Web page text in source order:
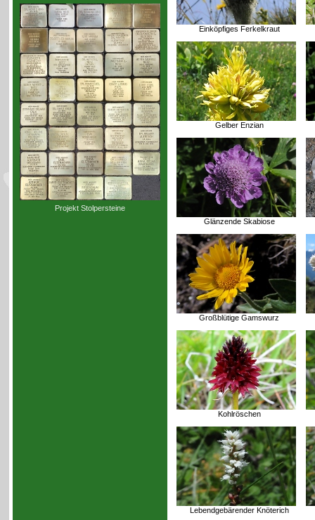
Projekt Stolpersteine
Einköpfiges Ferkelkraut
Gelber Enzian
Glänzende Skabiose
Großblütige Gamswurz
Kohlröschen
Lebendgebärender Knöterich